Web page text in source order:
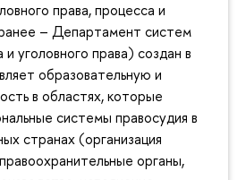
права, процесса и
– Департамент систем
уголовного права) создан в
образовательную и
в областях, которые
системы правосудия в
странах (организация
органы,